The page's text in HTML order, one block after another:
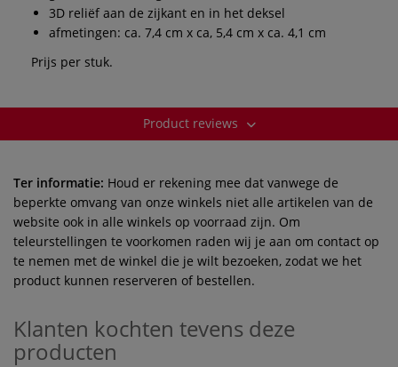
3D reliëf aan de zijkant en in het deksel
afmetingen: ca. 7,4 cm x ca, 5,4 cm x ca. 4,1 cm
Prijs per stuk.
Product reviews
Ter informatie: Houd er rekening mee dat vanwege de
beperkte omvang van onze winkels niet alle artikelen van de
website ook in alle winkels op voorraad zijn. Om
teleurstellingen te voorkomen raden wij je aan om contact op
te nemen met de winkel die je wilt bezoeken, zodat we het
product kunnen reserveren of bestellen.
Klanten kochten tevens deze
producten